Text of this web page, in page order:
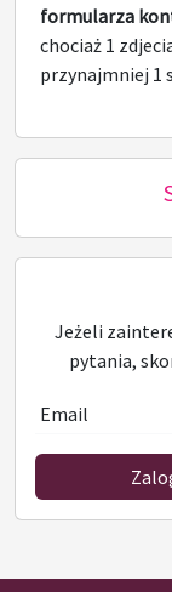
formularza
chociaż 1
przynajmniej 1
Jeżeli
pytania,
Email